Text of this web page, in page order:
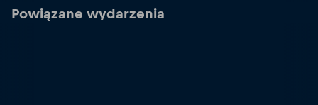
Powiązane wydarzenia